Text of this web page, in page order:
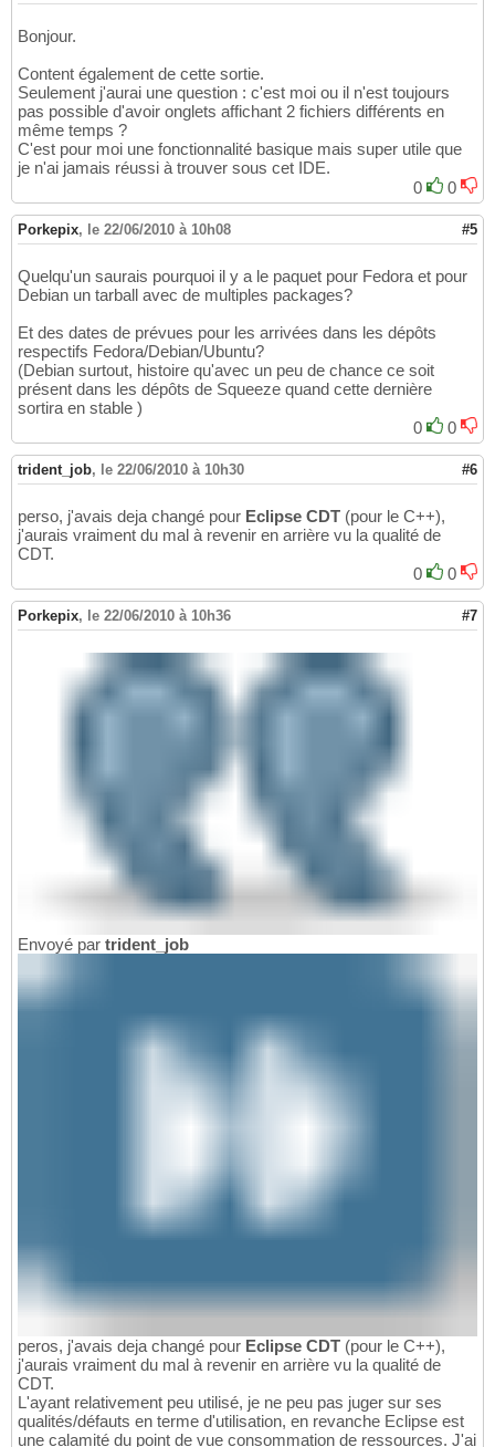
Bonjour.
Content également de cette sortie.
Seulement j'aurai une question : c'est moi ou il n'est toujours
pas possible d'avoir onglets affichant 2 fichiers différents en
même temps ?
C'est pour moi une fonctionnalité basique mais super utile que
je n'ai jamais réussi à trouver sous cet IDE.
0
0
Porkepix, le 22/06/2010 à 10h08 #5
Quelqu'un saurais pourquoi il y a le paquet pour Fedora et pour
Debian un tarball avec de multiples packages?
Et des dates de prévues pour les arrivées dans les dépôts
respectifs Fedora/Debian/Ubuntu?
(Debian surtout, histoire qu'avec un peu de chance ce soit
présent dans les dépôts de Squeeze quand cette dernière
sortira en stable )
0
0
trident_job, le 22/06/2010 à 10h30 #6
perso, j'avais deja changé pour Eclipse CDT (pour le C++),
j'aurais vraiment du mal à revenir en arrière vu la qualité de
CDT.
0
0
Porkepix, le 22/06/2010 à 10h36 #7
Envoyé par trident_job
peros, j'avais deja changé pour Eclipse CDT (pour le C++),
j'aurais vraiment du mal à revenir en arrière vu la qualité de
CDT.
L'ayant relativement peu utilisé, je ne peu pas juger sur ses
qualités/défauts en terme d'utilisation, en revanche Eclipse est
une calamité du point de vue consommation de ressources. J'ai